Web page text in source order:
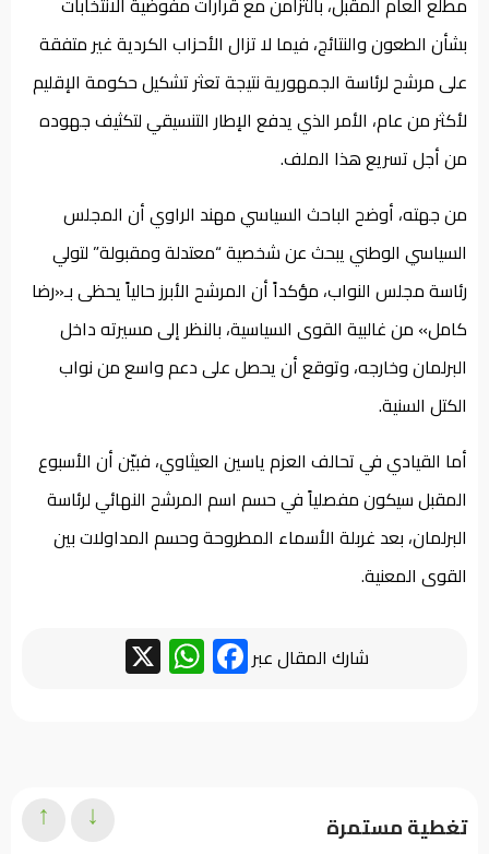
بشأن الطعون والنتائج، فيما لا تزال الأحزاب الكردية غير متفقة
على مرشح لرئاسة الجمهورية نتيجة تعثر تشكيل حكومة الإقليم
لأكثر من عام، الأمر الذي يدفع الإطار التنسيقي لتكثيف جهوده
من أجل تسريع هذا الملف.
من جهته، أوضح الباحث السياسي مهند الراوي أن المجلس
السياسي الوطني يبحث عن شخصية “معتدلة ومقبولة” لتولي
رئاسة مجلس النواب، مؤكداً أن المرشح الأبرز حالياً يحظى بـ«رضا
كامل» من غالبية القوى السياسية، بالنظر إلى مسيرته داخل
البرلمان وخارجه، وتوقع أن يحصل على دعم واسع من نواب
الكتل السنية.
أما القيادي في تحالف العزم ياسين العيثاوي، فبيّن أن الأسبوع
المقبل سيكون مفصلياً في حسم اسم المرشح النهائي لرئاسة
البرلمان، بعد غربلة الأسماء المطروحة وحسم المداولات بين
القوى المعنية.
شارك المقال عبر Facebook
WhatsApp
تغطية مستمرة ↓
↑